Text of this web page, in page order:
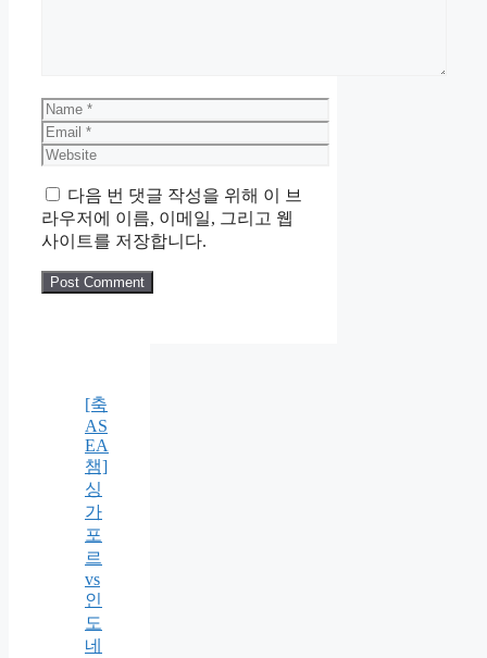
Name
Email
Website
다음 번 댓글 작성을 위해 이 브
라우저에 이름, 이메일, 그리고 웹
사이트를 저장합니다.
[축
AS
EA
챔]
싱
가
포
르
vs
인
도
네